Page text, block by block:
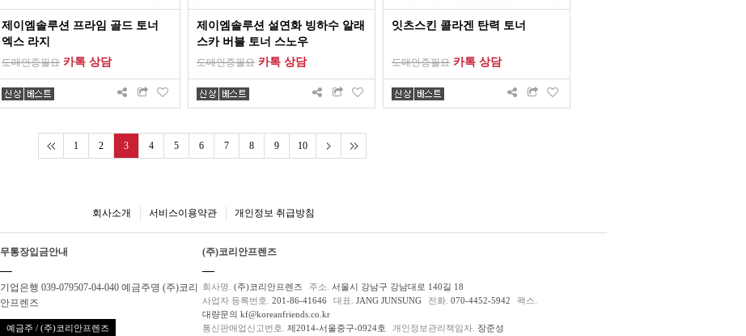
제이엠솔루션 프라임 골드 토너
엑스 라지
도매인증필요 카톡 상담
제이엠솔루션 설연화 빙하수 알래
스카 버블 토너 스노우
도매인증필요 카톡 상담
잇츠스킨 콜라겐 탄력 토너
도매인증필요 카톡 상담
1 2 3 4 5 6 7 8 9 10
회사소개 서비스이용약관 개인정보 취급방침
무통장입금안내
기업은행 039-079507-04-040 예금주명 (주)코리
안프렌즈
예금주 / (주)코리안프렌즈
(주)코리안프렌즈
회사명. (주)코리안프렌즈 주소. 서울시 강남구 강남대로 140길 18
사업자 등록번호. 201-86-41646 대표. JANG JUNSUNG 전화. 070-4452-5942
팩스.
대량문의 kf@koreanfriends.co.kr
통신판매업신고번호. 제2014-서울중구-0924호 개인정보관리책임자. 장준성